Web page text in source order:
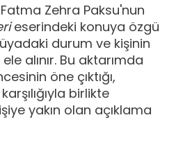
Zehra Paksu'nun
eserindeki konuya özgü
durum ve kişinin
alınır. Bu aktarımda
öne çıktığı,
birlikte
yakın olan açıklama